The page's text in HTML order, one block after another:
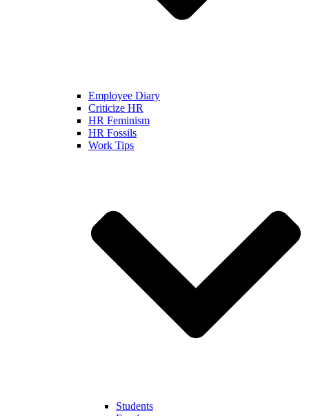
Employee Diary
Criticize HR
HR Feminism
HR Fossils
Work Tips
Students